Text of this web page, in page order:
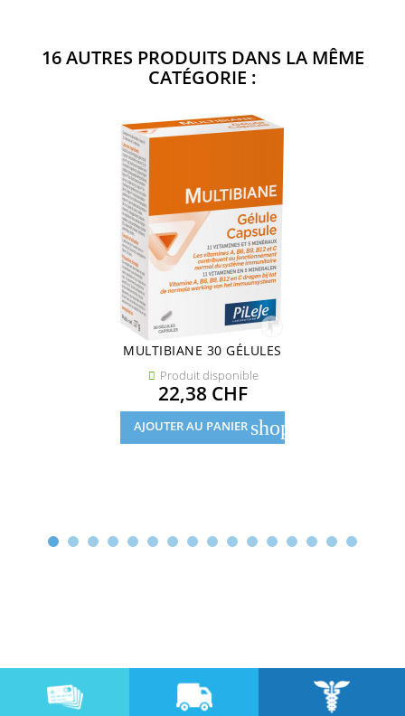
16 AUTRES PRODUITS DANS LA MÊME
CATÉGORIE :
MULTIBIANE 30 GÉLULES
 Produit disponible
Prix
22,38 CHF
AJOUTER AU PANIER shopping_cart